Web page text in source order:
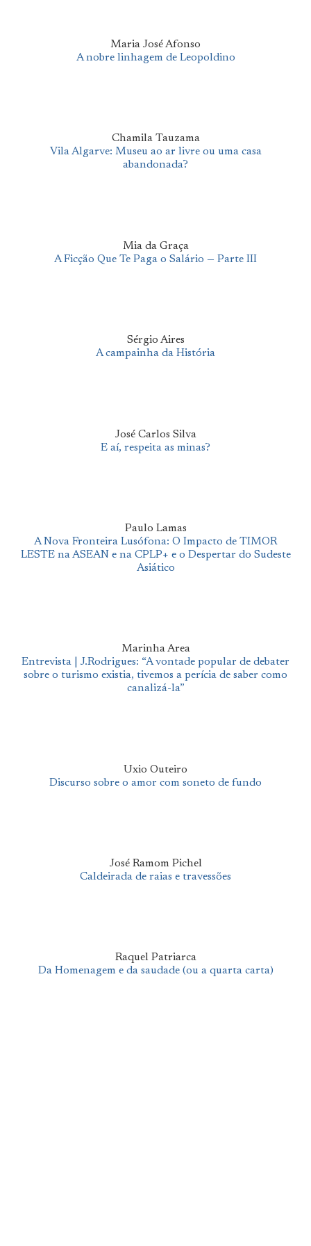
Maria José Afonso
A nobre linhagem de Leopoldino
Chamila Tauzama
Vila Algarve: Museu ao ar livre ou uma casa
abandonada?
Mia da Graça
A Ficção Que Te Paga o Salário — Parte III
Sérgio Aires
A campainha da História
José Carlos Silva
E aí, respeita as minas?
Paulo Lamas
A Nova Fronteira Lusófona: O Impacto de TIMOR
LESTE na ASEAN e na CPLP+ e o Despertar do Sudeste
Asiático
Marinha Area
Entrevista | J.Rodrigues: “A vontade popular de debater
sobre o turismo existia, tivemos a perícia de saber como
canalizá-la”
Uxio Outeiro
Discurso sobre o amor com soneto de fundo
José Ramom Pichel
Caldeirada de raias e travessões
Raquel Patriarca
Da Homenagem e da saudade (ou a quarta carta)